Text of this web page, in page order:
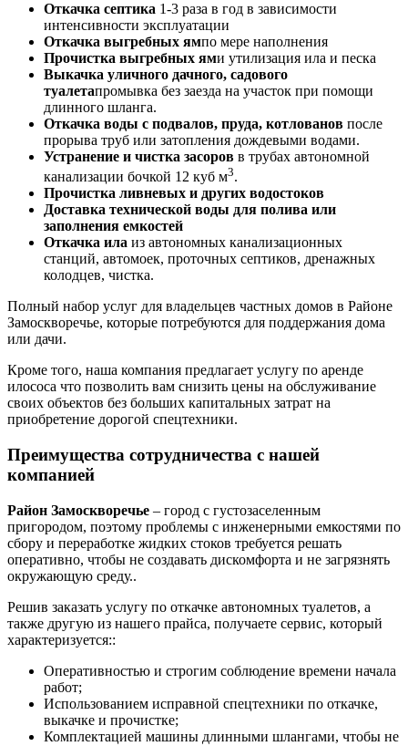
Откачка септика 1-3 раза в год в зависимости
интенсивности эксплуатации
Откачка выгребных ямпо мере наполнения
Прочистка выгребных ями утилизация ила и песка
Выкачка уличного дачного, садового
туалетапромывка без заезда на участок при помощи
длинного шланга.
Откачка воды с подвалов, пруда, котлованов после
прорыва труб или затопления дождевыми водами.
Устранение и чистка засоров в трубах автономной
канализации бочкой 12 куб м3.
Прочистка ливневых и других водостоков
Доставка технической воды для полива или
заполнения емкостей
Откачка ила из автономных канализационных
станций, автомоек, проточных септиков, дренажных
колодцев, чистка.
Полный набор услуг для владельцев частных домов в Районе
Замоскворечье, которые потребуются для поддержания дома
или дачи.
Кроме того, наша компания предлагает услугу по аренде
илососа что позволить вам снизить цены на обслуживание
своих объектов без больших капитальных затрат на
приобретение дорогой спецтехники.
Преимущества сотрудничества с нашей
компанией
Район Замоскворечье – город с густозаселенным
пригородом, поэтому проблемы с инженерными емкостями по
сбору и переработке жидких стоков требуется решать
оперативно, чтобы не создавать дискомфорта и не загрязнять
окружающую среду..
Решив заказать услугу по откачке автономных туалетов, а
также другую из нашего прайса, получаете сервис, который
характеризуется::
Оперативностью и строгим соблюдение времени начала
работ;
Использованием исправной спецтехники по откачке,
выкачке и прочистке;
Комплектацией машины длинными шлангами, чтобы не